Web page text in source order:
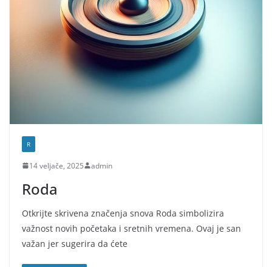
R
14 veljače, 2025 admin
Roda
Otkrijte skrivena značenja snova Roda simbolizira
važnost novih početaka i sretnih vremena. Ovaj je san
važan jer sugerira da ćete